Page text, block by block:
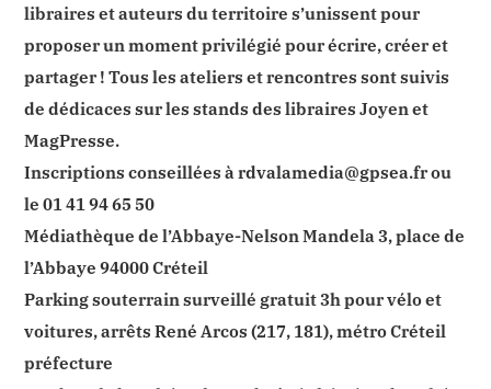
libraires et auteurs du territoire s’unissent pour
proposer un moment privilégié pour écrire, créer et
partager ! Tous les ateliers et rencontres sont suivis
de dédicaces sur les stands des libraires Joyen et
MagPresse.
Inscriptions conseillées à rdvalamedia@gpsea.fr ou
le 01 41 94 65 50
Médiathèque de l’Abbaye-Nelson Mandela 3, place de
l’Abbaye 94000 Créteil
Parking souterrain surveillé gratuit 3h pour vélo et
voitures, arrêts René Arcos (217, 181), métro Créteil
préfecture